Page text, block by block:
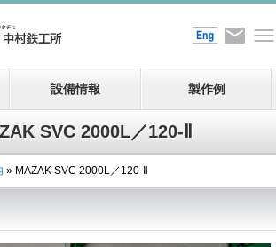
設備情報 製作例
SVC 2000L／120-Ⅱ
» MAZAK SVC 2000L／120-Ⅱ